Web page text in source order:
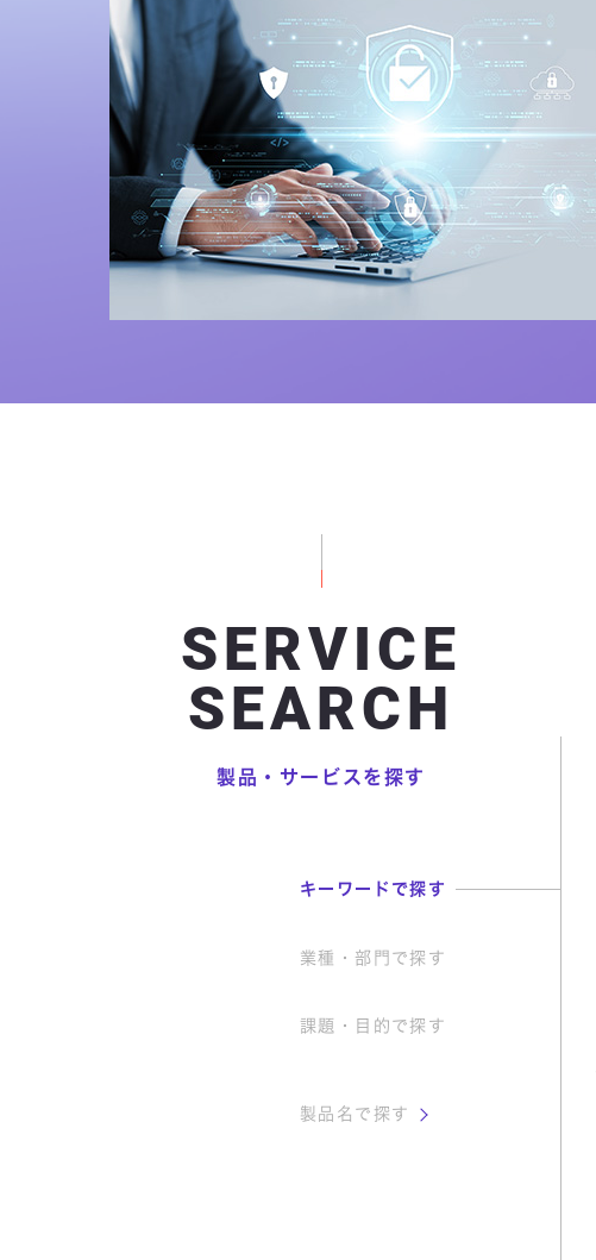
SERVICE
SEARCH
製品・サービスを探す
キーワード で探す
業種・部門 で探す
課題・目的 で探す
製品名 で探す